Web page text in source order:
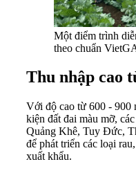
Một điểm trình
theo chuẩn
Thu nhập cao
Với độ cao từ 600 - 900
kiện đất đai màu mỡ,
Quảng Khê, Tuy Đức,
để phát triển các loại
xuất khẩu.